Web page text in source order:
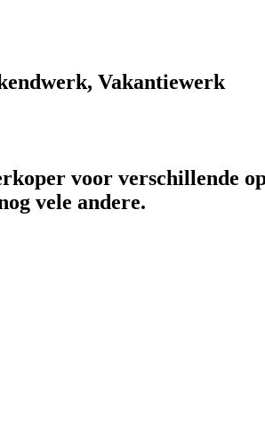
Vakantiewerk
voor verschillende
vele andere.